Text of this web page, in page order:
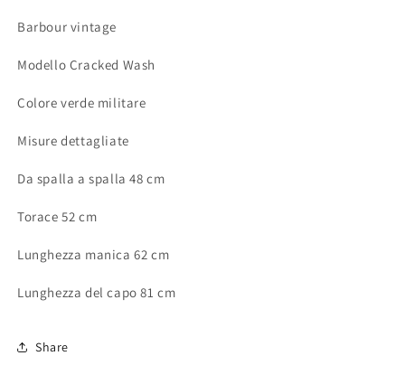
Barbour vintage
Modello Cracked Wash
Colore verde militare
Misure dettagliate
Da spalla a spalla 48 cm
Torace 52 cm
Lunghezza manica 62 cm
Lunghezza del capo 81 cm
Share